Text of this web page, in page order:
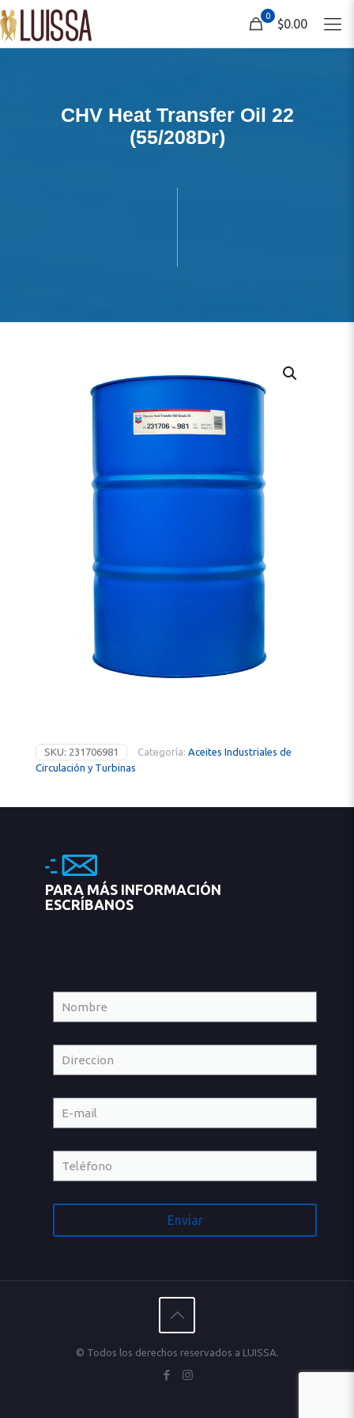
0
$0.00
CHV Heat Transfer Oil 22
(55/208Dr)
SKU: 231706981 Categoría: Aceites Industriales de
Circulación y Turbinas
PARA MÁS INFORMACIÓN
ESCRÍBANOS
© Todos los derechos reservados a LUISSA.